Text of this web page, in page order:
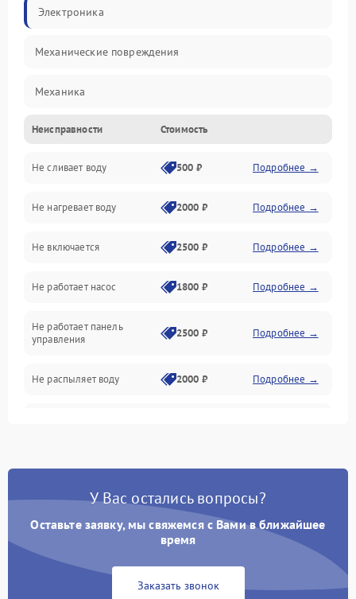
Электроника
Механические повреждения
Механика
Управление
Электропитание
Датчики
Нагрев
Вода
Гигиена
Программное обеспечение
Неисправности Стоимость
Не сливает воду 500 ₽ Подробнее →
Не нагревает воду 2000 ₽ Подробнее →
Не включается 2500 ₽ Подробнее →
Не работает насос 1800 ₽ Подробнее →
Не работает панель
управления
2500 ₽ Подробнее →
Не распыляет воду 2000 ₽ Подробнее →
Проблемы с набором
Не работает сушилка 2100 ₽ Подробнее →
Сбои в работе таймера 1700 ₽
У Вас остались вопросы?
Оставьте заявку, мы свяжемся с Вами в ближайшее
время
Заказать звонок